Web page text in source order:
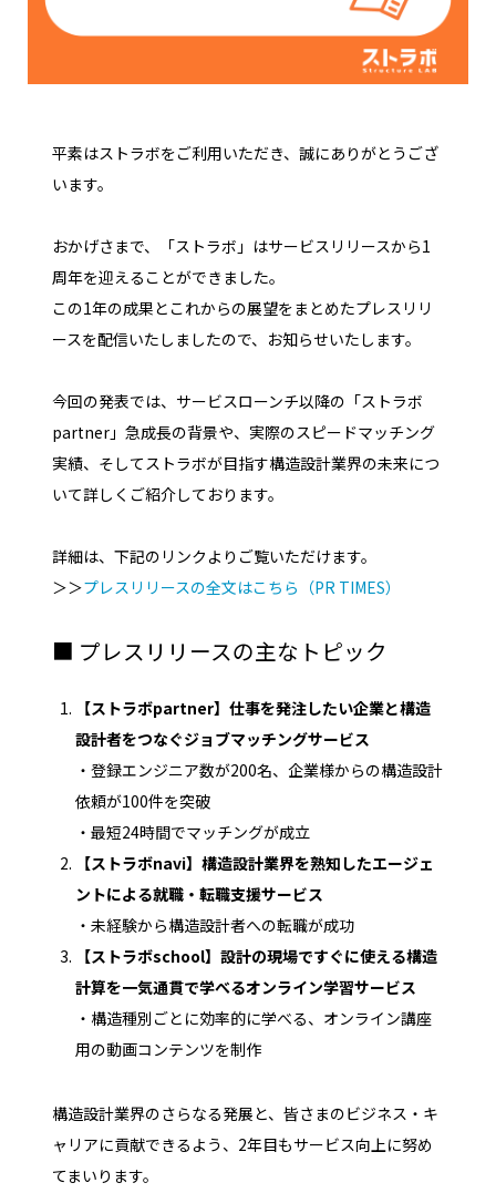
平素はストラボをご利用いただき、誠にありがとうござ
います。
おかげさまで、「ストラボ」はサービスリリースから1
周年を迎えることができました。
この1年の成果とこれからの展望をまとめたプレスリリ
ースを配信いたしましたので、お知らせいたします。
今回の発表では、サービスローンチ以降の「ストラボ
partner」急成長の背景や、実際のスピードマッチング
実績、そしてストラボが目指す構造設計業界の未来につ
いて詳しくご紹介しております。
詳細は、下記のリンクよりご覧いただけます。
＞＞プレスリリースの全文はこちら（PR TIMES）
■ プレスリリースの主なトピック
【ストラボpartner】仕事を発注したい企業と構造
設計者をつなぐジョブマッチングサービス
・登録エンジニア数が200名、企業様からの構造設計
依頼が100件を突破
・最短24時間でマッチングが成立
【ストラボnavi】構造設計業界を熟知したエージェ
ントによる就職・転職支援サービス
・未経験から構造設計者への転職が成功
【ストラボschool】設計の現場ですぐに使える構造
計算を一気通貫で学べるオンライン学習サービス
・構造種別ごとに効率的に学べる、オンライン講座
用の動画コンテンツを制作
構造設計業界のさらなる発展と、皆さまのビジネス・キ
ャリアに貢献できるよう、2年目もサービス向上に努め
てまいります。